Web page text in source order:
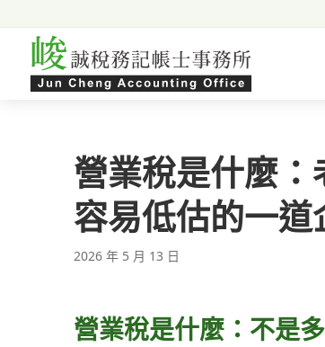
營業稅是什麼
容易低估的一
2026 年 5 月 13 日
營業稅是什麼：不是